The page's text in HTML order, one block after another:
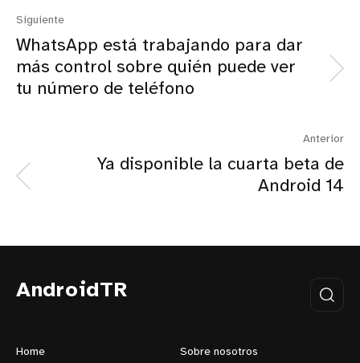
Siguiente
WhatsApp está trabajando para dar
más control sobre quién puede ver
tu número de teléfono
Anterior
Ya disponible la cuarta beta de
Android 14
AndroidTR
Home Sobre nosotros